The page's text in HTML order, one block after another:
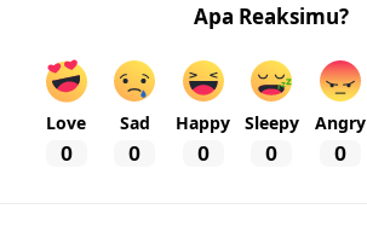
Apa Reaksimu?
Love
0
Sad
0
Happy
0
Sleepy
0
Angry
0